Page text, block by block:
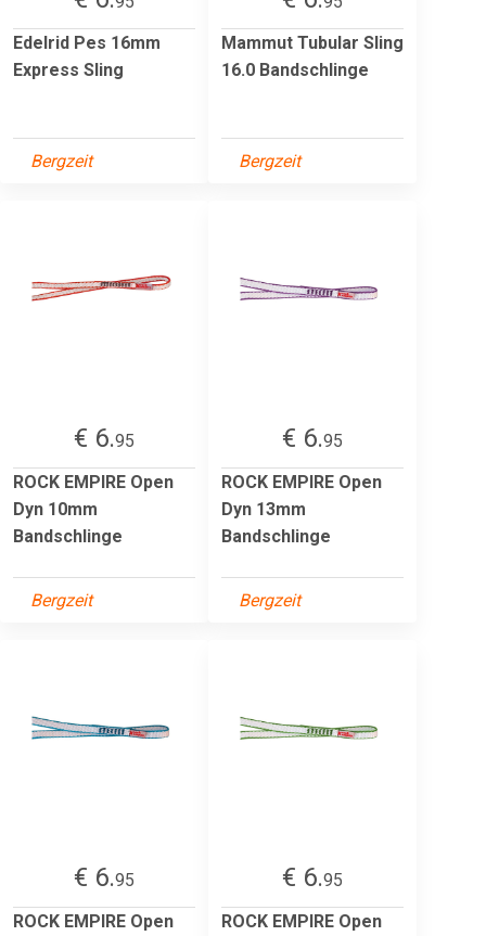
Edelrid Pes 16mm
Express Sling
Bergzeit
Mammut Tubular Sling
16.0 Bandschlinge
Bergzeit
€ 6.95
ROCK EMPIRE Open
Dyn 10mm
Bandschlinge
Bergzeit
€ 6.95
ROCK EMPIRE Open
Dyn 13mm
Bandschlinge
Bergzeit
€ 6.95
ROCK EMPIRE Open
€ 6.95
ROCK EMPIRE Open